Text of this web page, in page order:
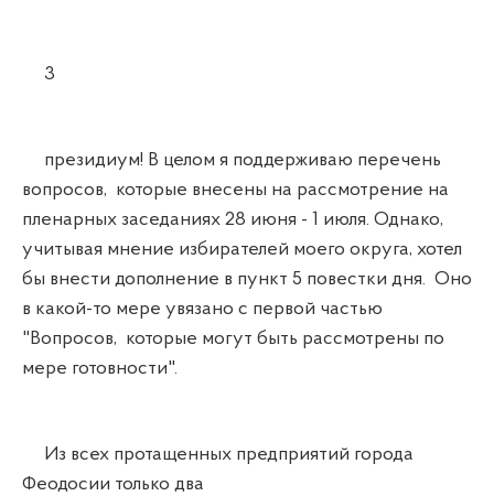
3
президиум! В целом я поддерживаю перечень
вопросов, которые внесены на рассмотрение на
пленарных заседаниях 28 июня - 1 июля. Однако,
учитывая мнение избирателей моего округа, хотел
бы внести дополнение в пункт 5 повестки дня. Оно
в какой-то мере увязано с первой частью
"Вопросов, которые могут быть рассмотрены по
мере готовности".
Из всех протащенных предприятий города
Феодосии только два